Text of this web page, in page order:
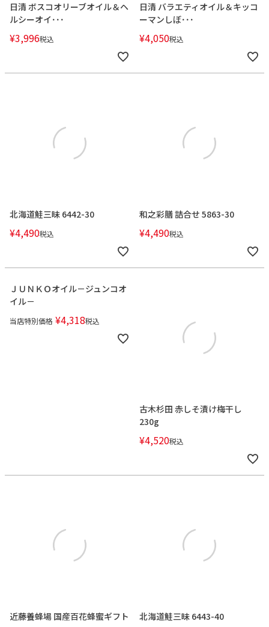
日清 ボスコオリーブオイル＆ヘ
ルシーオイ･･･
¥3,996税込
日清 バラエティオイル＆キッコ
ーマンしぼ･･･
¥4,050税込
北海道鮭三昧 6442-30
¥4,490税込
和之彩膳 詰合せ 5863-30
¥4,490税込
ＪＵＮＫＯオイル－ジュンコオ
イル－
当店特別価格 ¥4,318税込
古木杉田 赤しそ漬け梅干し
230g
¥4,520税込
近藤養蜂場 国産百花蜂蜜ギフト 北海道鮭三昧 6443-40